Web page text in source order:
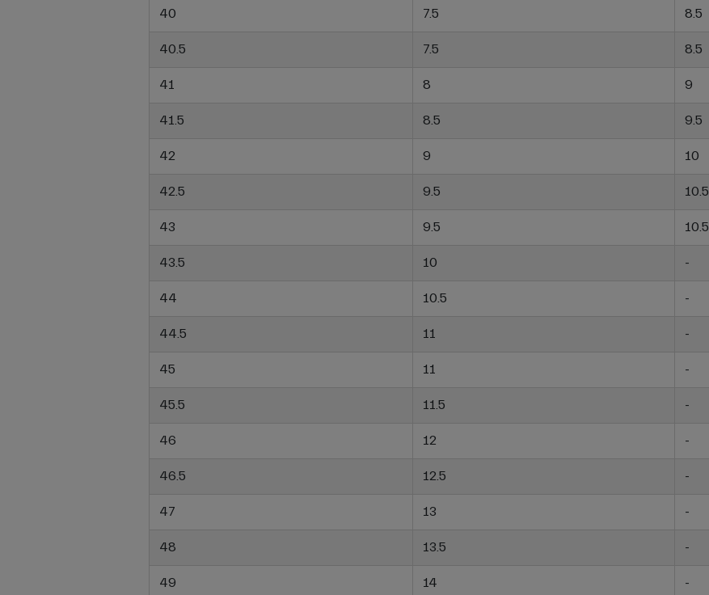
40 7.5 8.5
40.5 7.5 8.5
41 8 9
41.5 8.5 9.5
42 9 10
42.5 9.5 10.5
43 9.5 10.5
43.5 10 -
44 10.5 -
44.5 11 -
45 11 -
45.5 11.5 -
46 12 -
46.5 12.5 -
47 13 -
48 13.5 -
49 14 -